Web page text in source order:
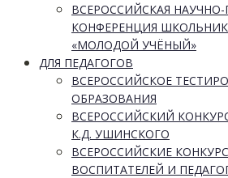
ВСЕРОССИЙСКАЯ НАУЧНО-
КОНФЕРЕНЦИЯ
«МОЛОДОЙ УЧЁНЫЙ»
ДЛЯ ПЕДАГОГОВ
ВСЕРОССИЙСКОЕ
ОБРАЗОВАНИЯ
ВСЕРОССИЙСКИЙ
К.Д. УШИНСКОГО
ВСЕРОССИЙСКИЕ
ВОСПИТАТЕЛЕЙ И